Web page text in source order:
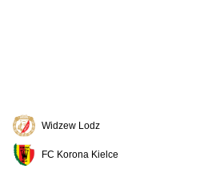
Widzew Lodz
FC Korona Kielce